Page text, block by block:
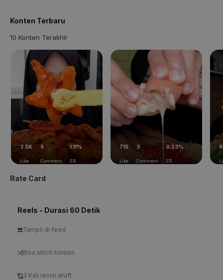
Konten Terbaru
10 Konten Terakhir
3.5K
Like
9
Comment
1.11%
ER
715
Like
3
Comment
0.23%
ER
Rate Card
Reels - Durasi 60 Detik
Tampil di feed
Bisa stitch konten
3 Kali revisi draft